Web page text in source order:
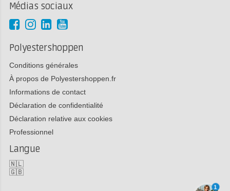
Médias sociaux
Polyestershoppen
Conditions générales
À propos de Polyestershoppen.fr
Informations de contact
Déclaration de confidentialité
Déclaration relative aux cookies
Professionnel
Langue
🇳🇱
🇬🇧
1